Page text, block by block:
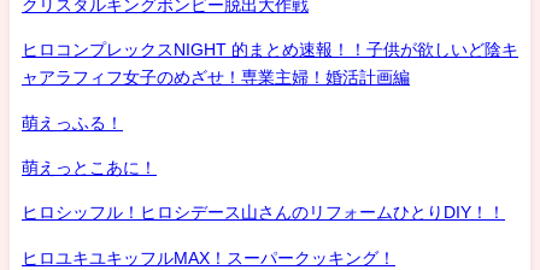
クリスタルキングボンビー脱出大作戦
ヒロコンプレックスNIGHT 的まとめ速報！！子供が欲しいど陰キ
ャアラフィフ女子のめざせ！専業主婦！婚活計画編
萌えっふる！
萌えっとこあに！
ヒロシッフル！ヒロシデース山さんのリフォームひとりDIY！！
ヒロユキユキッフルMAX！スーパークッキング！